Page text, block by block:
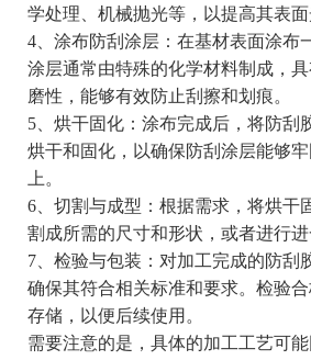
学处理、机械抛光等，以提高其表面
4、涂布防刮涂层：在基材表面涂布
涂层通常由特殊的化学材料制成，
磨性，能够有效防止刮擦和划痕。
5、烘干固化：涂布完成后，将防刮
烘干和固化，以确保防刮涂层能够
上。
6、切割与成型：根据需求，将烘干
割成所需的尺寸和形状，或者进行进
7、检验与包装：对加工完成的防刮
确保其符合相关标准和要求。检验
存储，以便后续使用。
需要注意的是，具体的加工工艺可